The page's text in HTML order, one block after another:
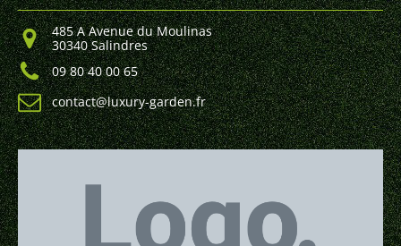
485 A Avenue du Moulinas
30340 Salindres
09 80 40 00 65
contact@luxury-garden.fr